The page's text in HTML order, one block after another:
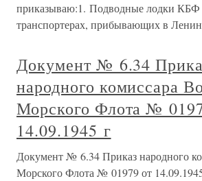
приказываю:1. Подводные лодки
транспортерах, прибывающих в
Документ № 6.34
народного комиссара
Морского Флота №
14.09.1945 г
Документ № 6.34 Приказ народного
Морского Флота № 01979 от